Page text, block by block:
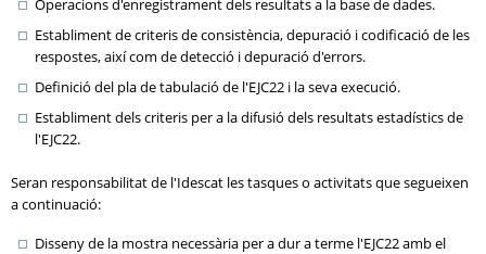
Operacions d'enregistrament dels resultats a la base de dades.
Establiment de criteris de consistència, depuració i codificació de les
respostes, així com de detecció i depuració d'errors.
Definició del pla de tabulació de l'EJC22 i la seva execució.
Establiment dels criteris per a la difusió dels resultats estadístics de
l'EJC22.
Seran responsabilitat de l'Idescat les tasques o activitats que segueixen
a continuació:
Disseny de la mostra necessària per a dur a terme l'EJC22 amb el